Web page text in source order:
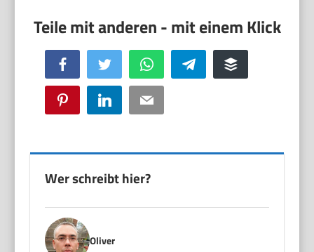
Facebook Twitter WhatsApp Telegram Buffer
Pinterest LinkedIn Email
Wer schreibt hier?
Oliver